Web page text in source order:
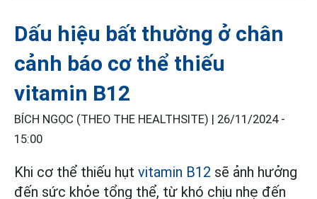
Dấu hiệu bất thường ở chân
cảnh báo cơ thể thiếu
vitamin B12
BÍCH NGỌC (THEO THE HEALTHSITE) | 26/11/2024 -
15:00
Khi cơ thể thiếu hụt vitamin B12 sẽ ảnh hưởng
đến sức khỏe tổng thể, từ khó chịu nhẹ đến